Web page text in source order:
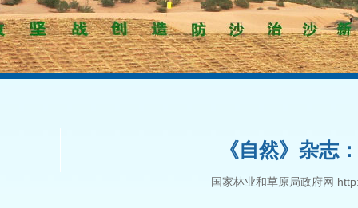
《自然》杂志
国家林业和草原局政府网